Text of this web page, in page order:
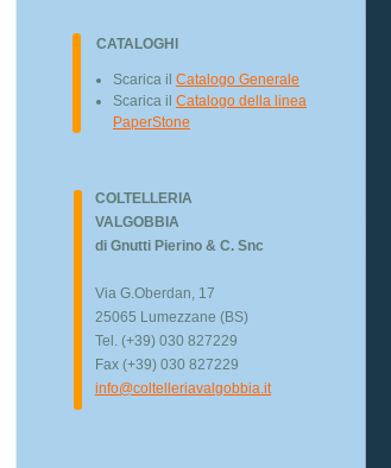
CATALOGHI
Scarica il Catalogo Generale
Scarica il Catalogo della linea
PaperStone
COLTELLERIA
VALGOBBIA
di Gnutti Pierino & C. Snc
Via G.Oberdan, 17
25065 Lumezzane (BS)
Tel. (+39) 030 827229
Fax (+39) 030 827229
info@coltelleriavalgobbia.it